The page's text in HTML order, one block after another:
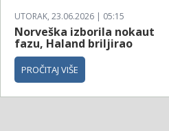
UTORAK, 23.06.2026 | 05:15
Norveška izborila nokaut
fazu, Haland briljirao
PROČITAJ VIŠE